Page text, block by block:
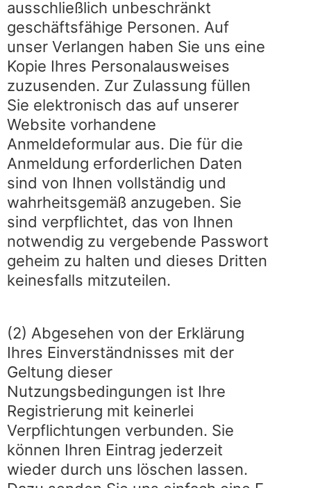
ausschließlich unbeschränkt
geschäftsfähige Personen. Auf
unser Verlangen haben Sie uns eine
Kopie Ihres Personalausweises
zuzusenden. Zur Zulassung füllen
Sie elektronisch das auf unserer
Website vorhandene
Anmeldeformular aus. Die für die
Anmeldung erforderlichen Daten
sind von Ihnen vollständig und
wahrheitsgemäß anzugeben. Sie
sind verpflichtet, das von Ihnen
notwendig zu vergebende Passwort
geheim zu halten und dieses Dritten
keinesfalls mitzuteilen.
(2) Abgesehen von der Erklärung
Ihres Einverständnisses mit der
Geltung dieser
Nutzungsbedingungen ist Ihre
Registrierung mit keinerlei
Verpflichtungen verbunden. Sie
können Ihren Eintrag jederzeit
wieder durch uns löschen lassen.